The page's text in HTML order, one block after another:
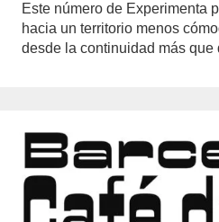
Este número de Experimenta
hacia un territorio menos
desde la continuidad más